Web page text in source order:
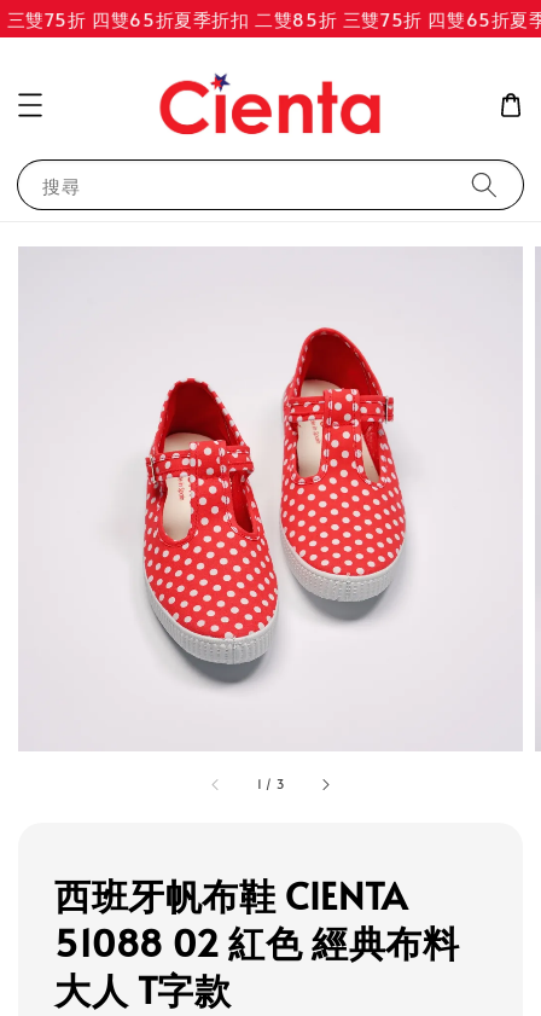
雙75折 四雙65折夏季折扣 二雙85折 三雙75折 四雙65折夏季
搜尋
1 / 3
西班牙帆布鞋 CIENTA
51088 02 紅色 經典布料
大人 T字款